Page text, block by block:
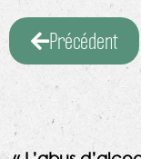
Précédent